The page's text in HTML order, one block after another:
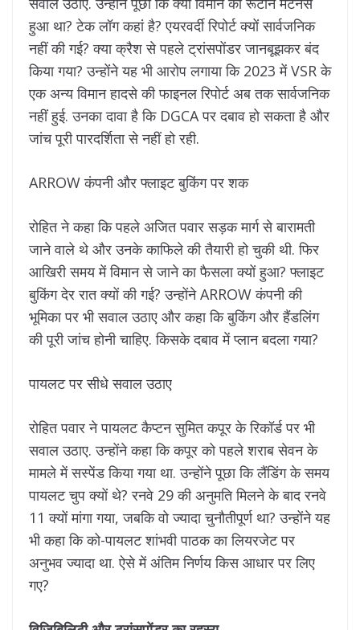
हुआ था? टेक लॉग कहां है? एयरवर्दी रिपोर्ट क्यों सार्वजनिक
नहीं की गई? क्या क्रैश से पहले ट्रांसपोंडर जानबूझकर बंद
किया गया? उन्होंने यह भी आरोप लगाया कि 2023 में VSR के
एक अन्य विमान हादसे की फाइनल रिपोर्ट अब तक सार्वजनिक
नहीं हुई. उनका दावा है कि DGCA पर दबाव हो सकता है और
जांच पूरी पारदर्शिता से नहीं हो रही.
ARROW कंपनी और फ्लाइट बुकिंग पर शक
रोहित ने कहा कि पहले अजित पवार सड़क मार्ग से बारामती
जाने वाले थे और उनके काफिले की तैयारी हो चुकी थी. फिर
आखिरी समय में विमान से जाने का फैसला क्यों हुआ? फ्लाइट
बुकिंग देर रात क्यों की गई? उन्होंने ARROW कंपनी की
भूमिका पर भी सवाल उठाए और कहा कि बुकिंग और हैंडलिंग
की पूरी जांच होनी चाहिए. किसके दबाव में प्लान बदला गया?
पायलट पर सीधे सवाल उठाए
रोहित पवार ने पायलट कैप्टन सुमित कपूर के रिकॉर्ड पर भी
सवाल उठाए. उन्होंने कहा कि कपूर को पहले शराब सेवन के
मामले में सस्पेंड किया गया था. उन्होंने पूछा कि लैंडिंग के समय
पायलट चुप क्यों थे? रनवे 29 की अनुमति मिलने के बाद रनवे
11 क्यों मांगा गया, जबकि वो ज्यादा चुनौतीपूर्ण था? उन्होंने यह
भी कहा कि को-पायलट शांभवी पाठक का लियरजेट पर
अनुभव ज्यादा था. ऐसे में अंतिम निर्णय किस आधार पर लिए
गए?